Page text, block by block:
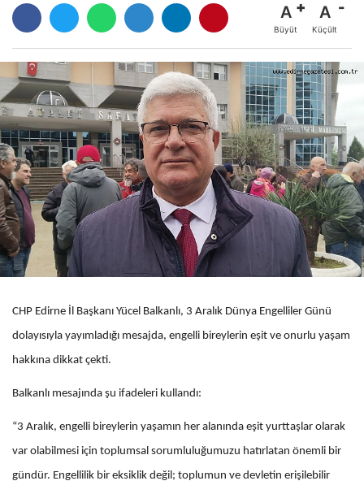
A
Büyüt
A
Küçült
CHP Edirne İl Başkanı Yücel Balkanlı, 3 Aralık Dünya Engelliler Günü
dolayısıyla yayımladığı mesajda, engelli bireylerin eşit ve onurlu yaşam
hakkına dikkat çekti.
Balkanlı mesajında şu ifadeleri kullandı:
“3 Aralık, engelli bireylerin yaşamın her alanında eşit yurttaşlar olarak
var olabilmesi için toplumsal sorumluluğumuzu hatırlatan önemli bir
gündür. Engellilik bir eksiklik değil; toplumun ve devletin erişilebilir